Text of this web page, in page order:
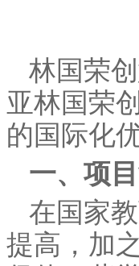
林国荣
亚林国荣
的国际化
一、项
在国家
提高，加